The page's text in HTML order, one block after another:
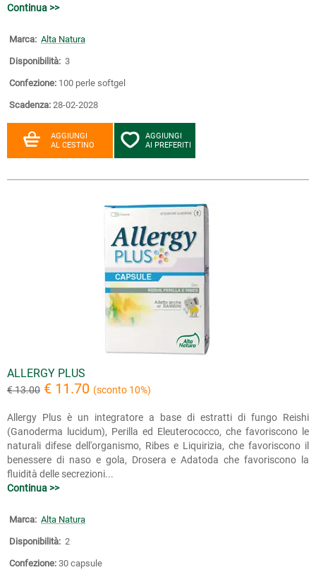
Continua >>
Marca: Alta Natura
Disponibilità: 3
Confezione: 100 perle softgel
Scadenza: 28-02-2028
AGGIUNGI
AL CESTINO
AGGIUNGI
AI PREFERITI
ALLERGY PLUS
€ 13.00 € 11.70 (sconto 10%)
Allergy Plus è un integratore a base di estratti di fungo Reishi
(Ganoderma lucidum), Perilla ed Eleuterococco, che favoriscono le
naturali difese dell'organismo, Ribes e Liquirizia, che favoriscono il
benessere di naso e gola, Drosera e Adatoda che favoriscono la
fluidità delle secrezioni...
Continua >>
Marca: Alta Natura
Disponibilità: 2
Confezione: 30 capsule